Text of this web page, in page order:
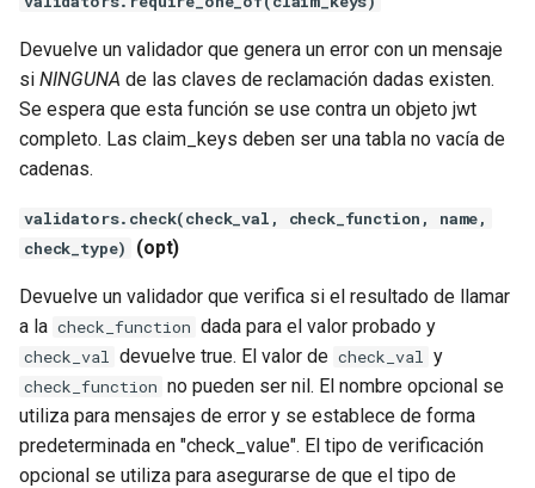
unbrotli
untar
unzstd
upload-progress
upstream-dynamic
upstream-fair
upstream-jdomain
Devuelve un validador que genera un error con un mensaje
si NINGUNA de las claves de reclamación dadas existen.
Se espera que esta función se use contra un objeto jwt
completo. Las claim_keys deben ser una tabla no vacía de
cadenas.
validators.check(check_val, check_function, name,
check_type)
(opt)
Devuelve un validador que verifica si el resultado de llamar
a la check_function dada para el valor probado y
check_val devuelve true. El valor de check_val y
check_function no pueden ser nil. El nombre opcional se
utiliza para mensajes de error y se establece de forma
predeterminada en "check_value". El tipo de verificación
opcional se utiliza para asegurarse de que el tipo de